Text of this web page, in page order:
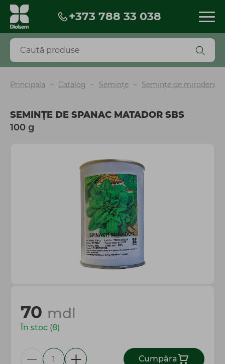
+373 788 33 038
Produse
BESTSELLERS
Pesticide
Îngrășăminte și fertilizanți
Seminţe
Mobilă și decor de grădină
Unelte, instrumente, accesorii
Agrotextil și plasă
Peliculă sere și mulcire
Totul pentru gospodărie
Principala Catalog Seminţe Semințe de mirodenii,
SEMINȚE DE SPANAC MATADOR SBS
100 g
70 mdl
În stoc (8)
Сumpăra